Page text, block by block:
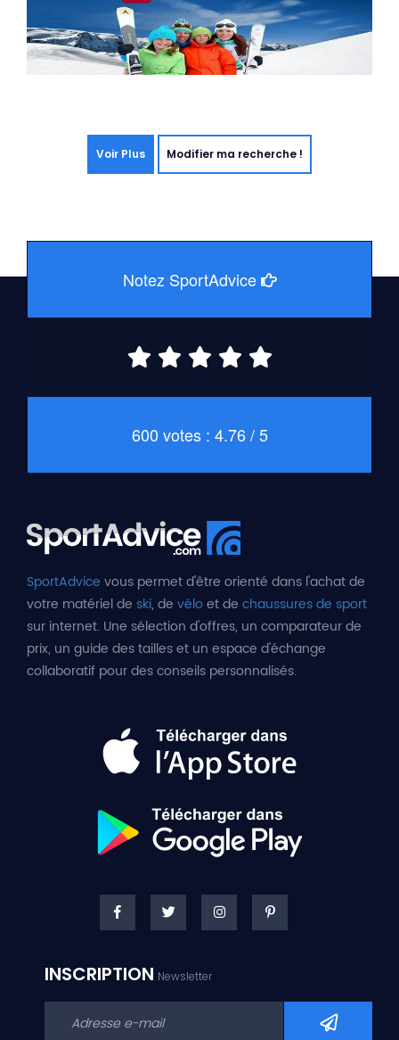
Voir Plus Modifier ma recherche !
Notez SportAdvice
600 votes : 4.76 / 5
SportAdvice vous permet d'être orienté dans l'achat de
votre matériel de ski, de véloet de chaussures de sport
sur internet. Une sélection d'offres, un comparateur de
prix, un guide des tailles et un espace d'échange
collaboratif pour des conseils personnalisés.
INSCRIPTION Newsletter